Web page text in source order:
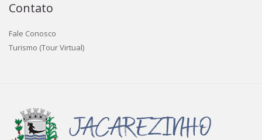
Contato
Fale Conosco
Turismo (Tour Virtual)